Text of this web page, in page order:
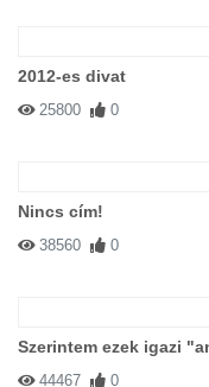
2012-es divat
25800 0
Nincs cím!
38560 0
Szerintem ezek igazi
44467 0